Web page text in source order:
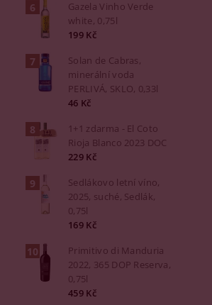
Gazela Vinho Verde
white, 0,75l
199 Kč
Solan de Cabras,
minerální voda
PERLIVÁ, SKLO, 0,33l
46 Kč
1+1 zdarma - El Coto
Rioja Blanco 2023 DOC
229 Kč
Sedlákovo letní víno,
2025, suché, Sedlák,
0,75l
169 Kč
Primitivo di Manduria
2022, 365 DOP Reserva,
0,75l
459 Kč